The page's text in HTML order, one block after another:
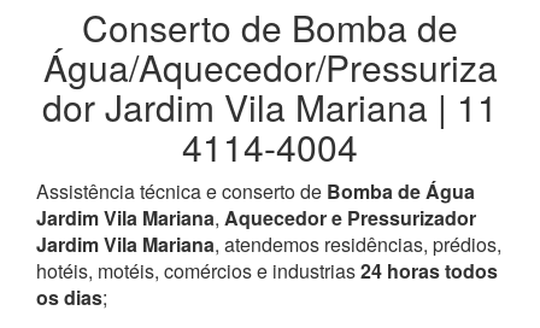
Conserto de Bomba de
Água/Aquecedor/Pressuriza
dor Jardim Vila Mariana | 11
4114-4004
Assistência técnica e conserto de Bomba de Água
Jardim Vila Mariana, Aquecedor e Pressurizador
Jardim Vila Mariana, atendemos residências, prédios,
hotéis, motéis, comércios e industrias24 horas todos
os dias;